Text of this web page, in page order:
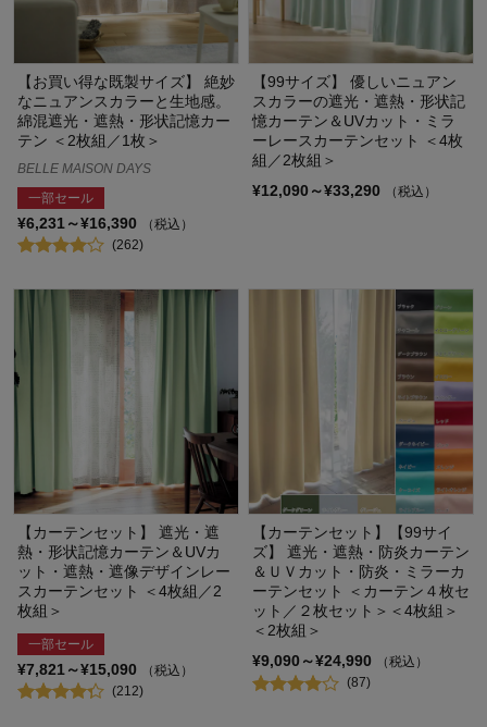
【お買い得な既製サイズ】 絶妙
なニュアンスカラーと生地感。
綿混遮光・遮熱・形状記憶カー
テン ＜2枚組／1枚＞
BELLE MAISON DAYS
一部セール
¥6,231～¥16,390
（税込）
(262)
【99サイズ】 優しいニュアン
スカラーの遮光・遮熱・形状記
憶カーテン＆UVカット・ミラ
ーレースカーテンセット ＜4枚
組／2枚組＞
¥12,090～¥33,290
（税込）
【カーテンセット】 遮光・遮
熱・形状記憶カーテン＆UVカ
ット・遮熱・遮像デザインレー
スカーテンセット ＜4枚組／2
枚組＞
一部セール
¥7,821～¥15,090
（税込）
(212)
【カーテンセット】【99サイ
ズ】 遮光・遮熱・防炎カーテン
＆ＵＶカット・防炎・ミラーカ
ーテンセット ＜カーテン４枚セ
ット／２枚セット＞＜4枚組＞
＜2枚組＞
¥9,090～¥24,990
（税込）
(87)